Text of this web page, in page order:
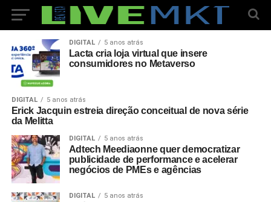
DIGITAL 5 anos atrás
Lacta cria loja virtual que insere
consumidores no Metaverso
DIGITAL 5 anos atrás
Erick Jacquin estreia direção conceitual de nova série
da Melitta
DIGITAL 5 anos atrás
Adtech Meediaonne quer democratizar
publicidade de performance e acelerar
negócios de PMEs e agências
DIGITAL 5 anos atrás